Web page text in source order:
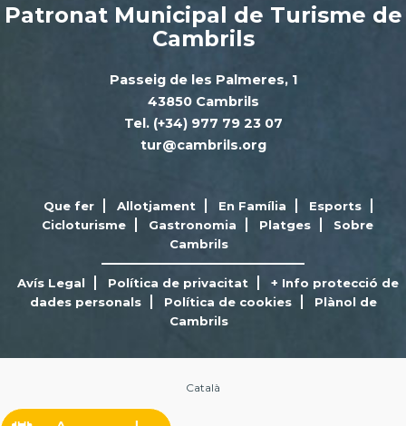
Patronat Municipal de Turisme de
Cambrils
Passeig de les Palmeres, 1
43850 Cambrils
Tel. (+34) 977 79 23 07
tur@cambrils.org
Que fer Allotjament En Família
Esports
Cicloturisme
Gastronomia Platges
Sobre
Cambrils
Avís Legal Política de privacitat
+ Info protecció de
dades personals
Política de cookies
Plànol de
Cambrils
Català